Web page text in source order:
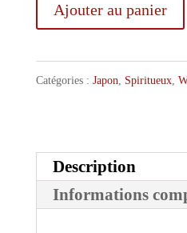
de
Ichiro’s
Malt
Wine
Cask
Ajouter au panier
Catégories : Japon Spiritueux,
Description
Informations